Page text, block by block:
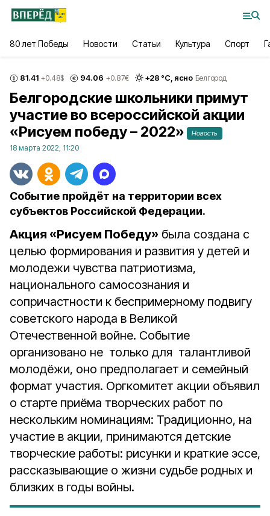
80 лет Победы Новости Статьи Культура Спорт
81.41 +0.48$ 94.06 +0.87€ +28 °С, ясно Белгород
Белгородские школьники примут
участие во всероссийской акции
«Рисуем победу – 2022»
Новость
18 марта 2022, 11:20
Событие пройдёт на территории всех
субъектов Российской Федерации.
Акция «Рисуем Победу» была создана с
целью формирования и развития у детей и
молодежи чувства патриотизма,
национального самосознания и
сопричастности к беспримерному подвигу
советского народа в Великой
Отечественной войне. Событие
организовано не только для талантливой
молодёжи, оно предполагает и семейный
формат участия. Оргкомитет акции объявил
о старте приёма творческих работ по
нескольким номинациям: Традиционно, на
участие в акции, принимаются детские
творческие работы: рисунки и краткие эссе,
рассказывающие о жизни судьбе родных и
близких в годы войны.